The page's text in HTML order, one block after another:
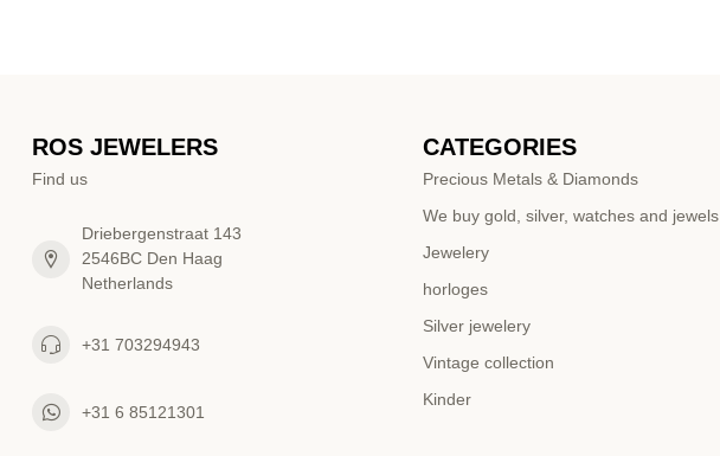
ROS JEWELERS
Find us
Driebergenstraat 143
2546BC Den Haag
Netherlands
+31 703294943
+31 6 85121301
CATEGORIES
Precious Metals & Diamonds
We buy gold, silver, watches and jewels
Jewelery
horloges
Silver jewelery
Vintage collection
Kinder